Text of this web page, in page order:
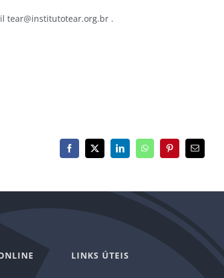
tear@institutotear.org.br .
Facebook
X LinkedInWhatsAppPinterest
E-
mail
LINKS ÚTEIS